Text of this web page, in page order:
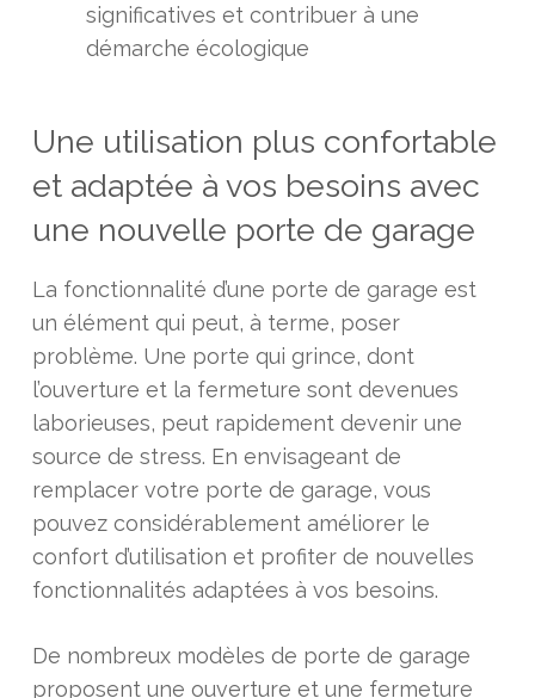
significatives et contribuer à une
démarche écologique
Une utilisation plus confortable
et adaptée à vos besoins avec
une nouvelle porte de garage
La fonctionnalité d’une porte de garage est
un élément qui peut, à terme, poser
problème. Une porte qui grince, dont
l’ouverture et la fermeture sont devenues
laborieuses, peut rapidement devenir une
source de stress. En envisageant de
remplacer votre porte de garage, vous
pouvez considérablement améliorer le
confort d’utilisation et profiter de nouvelles
fonctionnalités adaptées à vos besoins.
De nombreux modèles de porte de garage
proposent une ouverture et une fermeture